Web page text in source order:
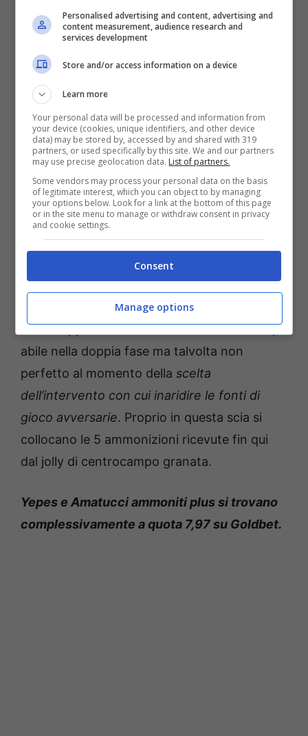
potrebbe portare il giovaneGerard Yepes
fuori giri. Il ventiduenne spagnolo – che pecca
un po’ di inesperienza a disputare questo
genere di partite –
quale piace togliere la gamba.
Comprese le gare diplay out, sono infattisei
le ammonizioni
Yepes
fino a
questo momento. Più in generale, è la
propensione a sporcare la sua prestazione
con qualche ingenuità – soprattutto quando
si alza il tasso agonistico dell’incontro – a
‘spingere’ il jolly di centrocampo della Samp
nel possibile vortice degli ammoniti. Sul
fronte opposto occhio invece adAmatucci,
abile nella doppia fase ma talvolta non
perfetto al momento della scelta
dell’intervento con cui inaridire le fonti di
gioco avversarie. Proprio in questa scia si
collocano le 5 ammonizioni ricevute fin qui
dal jolly di centrocampo granata.
Yepes e Amatucci ammoniti plus si trovano
complessivamente a quota 7,97 su Goldbet.
Personalised advertising and content, advertising and
content measurement, audience research and
services development
Store and/or access information on a device
Learn more
Your personal data will be processed and information from
your device (cookies, unique identifiers, and other device
data) may be stored by, accessed by and shared with 319
partners, or used specifically by this site. We and our partners
may use precise geolocation data. List of partners.
Some vendors may process your personal data on the basis
of legitimate interest, which you can object to by managing
your options below. Look for a link at the bottom of this page
or in the site menu to manage or withdraw consent in privacy
and cookie settings.
Consent
Manage options